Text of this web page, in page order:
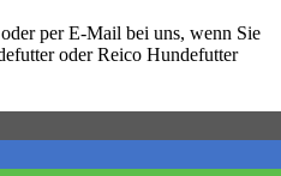
per E-Mail bei uns, wenn Sie
oder Reico Hundefutter